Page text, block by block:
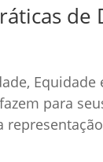
de
Equidade
para